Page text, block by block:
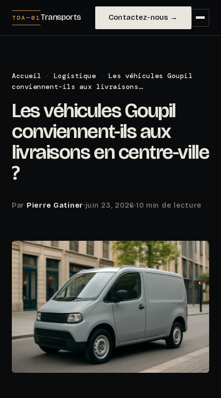
TDA—01Transports Contactez-nous →
Accueil · Logistique ·
Les véhicules Goupil
conviennent-ils aux livraisons…
Les véhicules Goupil
conviennent-ils aux
livraisons en centre-ville
?
Par Pierre Gatiner·juin 23, 2026·10 min de lecture